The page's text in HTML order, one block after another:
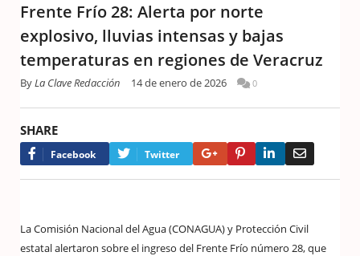
Frente Frío 28: Alerta por norte
explosivo, lluvias intensas y bajas
temperaturas en regiones de Veracruz
ByLa Clave Redacción 14 de enero de 2026 0
SHARE
Facebook Twitter Google+PinterestLinkedIn
La Comisión Nacional del Agua (CONAGUA) y Protección Civil
estatal alertaron sobre el ingreso del Frente Frío número 28, que